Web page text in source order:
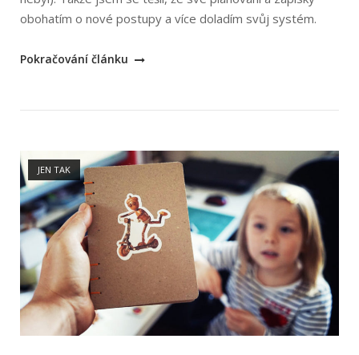
obohatím o nové postupy a více doladím svůj systém.
„Ryder
Pokračování článku
JEN TAK
Open post